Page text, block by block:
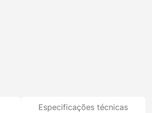
Especificações técnicas